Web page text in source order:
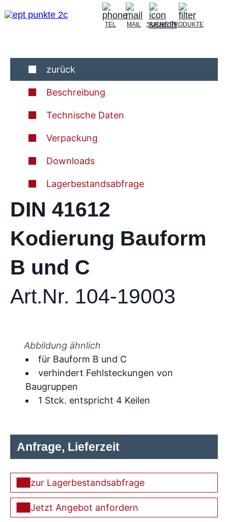
TEL MAIL SUCHEPRODUKTE
zurück
Beschreibung
Technische Daten
Verpackung
Downloads
Lagerbestandsabfrage
DIN 41612
Kodierung Bauform
B und C
Art.Nr. 104-19003
Abbildung ähnlich
für Bauform B und C
verhindert Fehlsteckungen von
Baugruppen
1 Stck. entspricht 4 Keilen
Anfrage, Lieferzeit
zur Lagerbestandsabfrage
Jetzt Angebot anfordern